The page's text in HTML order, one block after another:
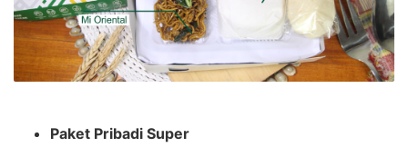
Paket Pribadi Super